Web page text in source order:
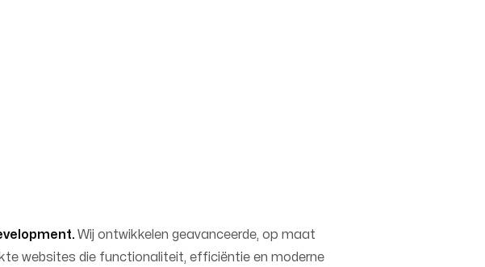
Wij ontwikkelen geavanceerde, op maat
websites die functionaliteit, efficiëntie en moderne